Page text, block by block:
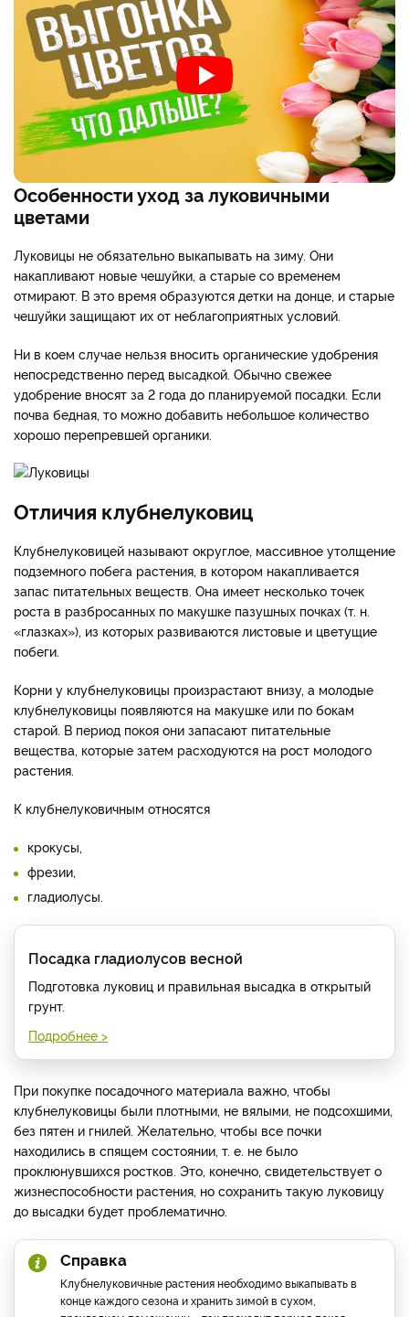
Особенности уход за луковичными
цветами
Луковицы не обязательно выкапывать на зиму. Они
накапливают новые чешуйки, а старые со временем
отмирают. В это время образуются детки на донце, и старые
чешуйки защищают их от неблагоприятных условий.
Ни в коем случае нельзя вносить органические удобрения
непосредственно перед высадкой. Обычно свежее
удобрение вносят за 2 года до планируемой посадки. Если
почва бедная, то можно добавить небольшое количество
хорошо перепревшей органики.
Отличия клубнелуковиц
Клубнелуковицей называют округлое, массивное утолщение
подземного побега растения, в котором накапливается
запас питательных веществ. Она имеет несколько точек
роста в разбросанных по макушке пазушных почках (т. н.
«глазках»), из которых развиваются листовые и цветущие
побеги.
Корни у клубнелуковицы произрастают внизу, а молодые
клубнелуковицы появляются на макушке или по бокам
старой. В период покоя они запасают питательные
вещества, которые затем расходуются на рост молодого
растения.
К клубнелуковичным относятся
крокусы,
фрезии,
гладиолусы.
Посадка гладиолусов весной
Подготовка луковиц и правильная высадка в открытый
грунт.
Подробнее >
При покупке посадочного материала важно, чтобы
клубнелуковицы были плотными, не вялыми, не подсохшими,
без пятен и гнилей. Желательно, чтобы все почки
находились в спящем состоянии, т. е. не было
проклюнувшихся ростков. Это, конечно, свидетельствует о
жизнеспособности растения, но сохранить такую луковицу
до высадки будет проблематично.
Справка
Клубнелуковичные растения необходимо выкапывать в
конце каждого сезона и хранить зимой в сухом,